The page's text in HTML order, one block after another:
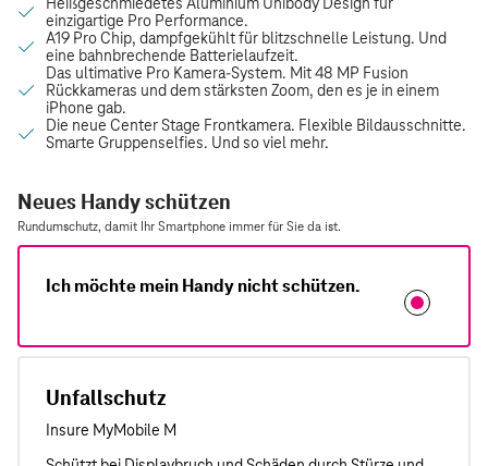
Neues Handy schützen
Rundumschutz, damit Ihr Smartphone immer für Sie da ist.
Ich möchte mein Handy nicht schützen.
Unfallschutz